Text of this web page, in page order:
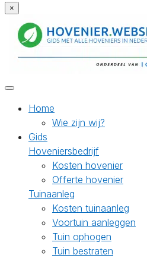
×
Home
Wie zijn wij?
Gids
Hoveniersbedrijf
Kosten hovenier
Offerte hovenier
Tuinaanleg
Kosten tuinaanleg
Voortuin aanleggen
Tuin ophogen
Tuin bestraten